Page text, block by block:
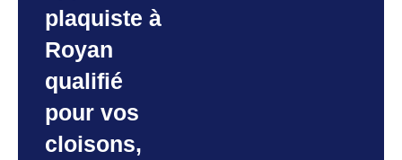
plaquiste à
Royan
qualifié
pour vos
cloisons,